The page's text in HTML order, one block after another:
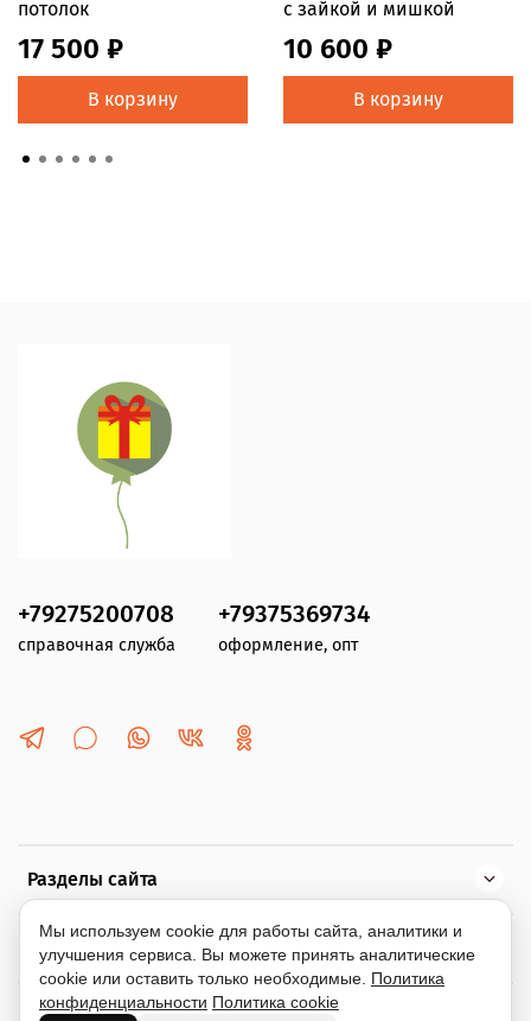
потолок
17 500 ₽
В корзину
с зайкой и мишкой
10 600 ₽
В корзину
Разделы сайта
Помощь
+79275200708
справочная служба
+79375369734
оформление, опт
Мы используем cookie для работы сайта, аналитики и
улучшения сервиса. Вы можете принять аналитические
cookie или оставить только необходимые. Политика
конфиденциальности Политика cookie